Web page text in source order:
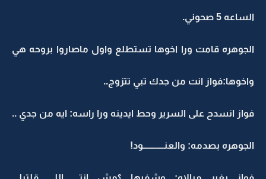
الساعه 5 صحوني.
الجوهره قامت ورا اخوها تستطلع واول ماصاروا بروحه هي
واخوها:فواز انت من جدك تبي تتزوج..
فواز انسدح على السرير وحط ايدينه ورا راسه: ايه من جدي ..
الجوهره بصدمه: والعنــــــــــــود!